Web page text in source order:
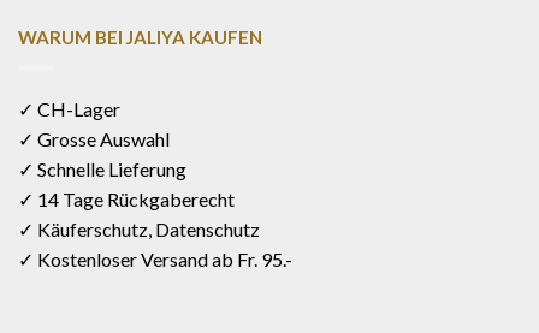
WARUM BEI JALIYA KAUFEN
✓ CH-Lager
✓ Grosse Auswahl
✓ Schnelle Lieferung
✓ 14 Tage Rückgaberecht
✓ Käuferschutz, Datenschutz
✓ Kostenloser Versand ab Fr. 95.-